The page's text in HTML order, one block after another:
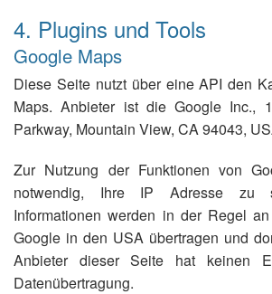
4. Plugins und Tools
Google Maps
Diese Seite nutzt über eine API den
Maps. Anbieter ist die Google Inc.,
Parkway, Mountain View, CA 94043,
Zur Nutzung der Funktionen von
notwendig, Ihre IP Adresse zu
Informationen werden in der Regel
Google in den USA übertragen und
Anbieter dieser Seite hat keinen
Datenübertragung.